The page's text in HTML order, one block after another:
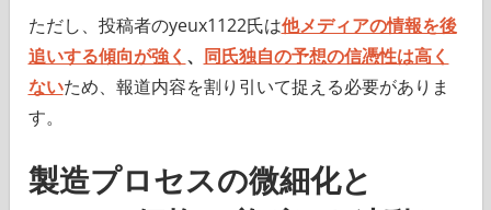
ただし、投稿者のyeux1122氏は他メディアの情報を後
追いする傾向が強く 、 同氏独自の予想の信憑性は高く
ないため、報道内容を割り引いて捉える必要がありま
す。
製造プロセスの微細化と